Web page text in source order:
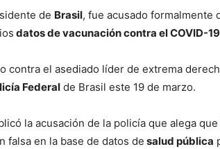
de Brasil, fue acusado formalmente
datos de vacunación contra el COVID-
contra el asediado líder de extrema
Federal de Brasil este 19 de marzo.
la acusación de la policía que alega
falsa en la base de datos de salud pública